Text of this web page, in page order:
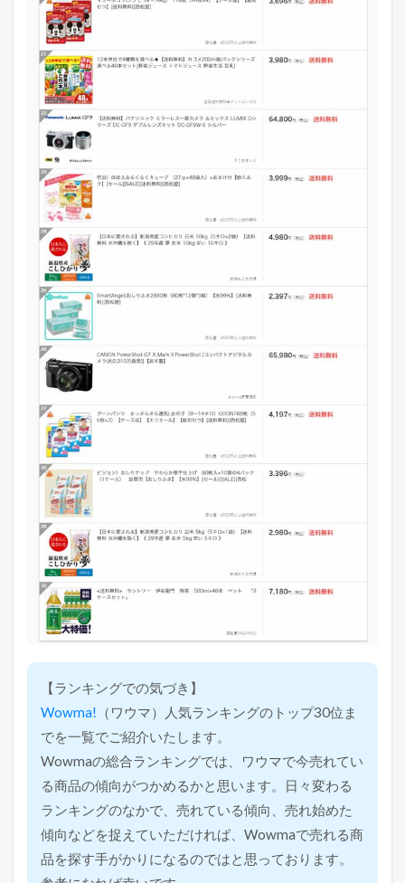
リ
ー
ラ
ン
キ
ン
グ
デ
ー
タ
ベ
ー
ス
【ランキングでの気づき】
Wowma! （ワウマ）人気ランキングのトップ30位ま
でを一覧でご紹介いたします。
Wowmaの総合ランキングでは、ワウマで今売れてい
る商品の傾向がつかめるかと思います。日々変わる
ランキングのなかで、売れている傾向、売れ始めた
傾向などを捉えていただければ、Wowmaで売れる商
品を探す手がかりになるのではと思っております。